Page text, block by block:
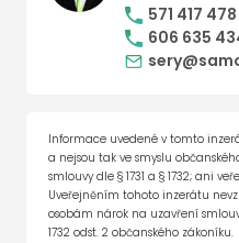
571 417 478
606 635
Informace uvedené v tomto
a nejsou tak ve smyslu
smlouvy dle § 1731 a § 1732; ani
Uveřejněním tohoto inzerátu
osobám nárok na uzavření
1732 odst. 2 občanského zákoníku.